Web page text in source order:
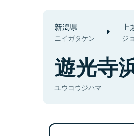
新潟県
ニイガタケン
上
ジ
遊光寺
ユウコウジハマ